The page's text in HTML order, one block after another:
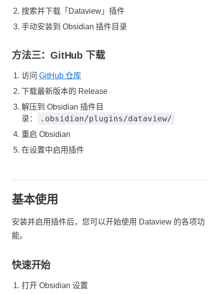
搜索并下载「Dataview」插件
手动安装到 Obsidian 插件目录
方法三：GitHub 下载
访问 GitHub 仓库
下载最新版本的 Release
解压到 Obsidian 插件目
录：
.obsidian/plugins/dataview/
重启 Obsidian
在设置中启用插件
基本使用
安装并启用插件后，您可以开始使用 Dataview 的各项功
能。
快速开始
打开 Obsidian 设置